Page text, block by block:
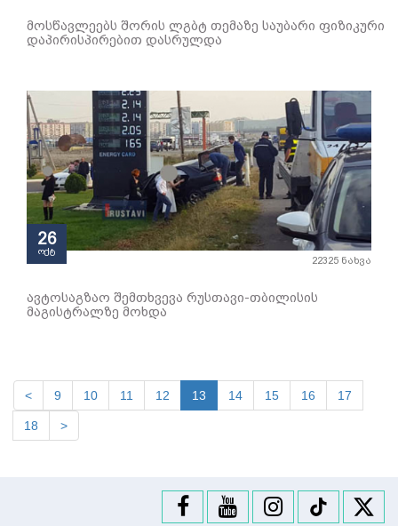
მოსწავლეებს შორის ლგბტ თემაზე საუბარი ფიზიკური
დაპირისპირებით დასრულდა
26
ოქტ
22325 ნახვა
ავტოსაგზაო შემთხვევა რუსთავი-თბილისის
მაგისტრალზე მოხდა
< 9 10 11 12 13 14 15 16 17
18 >